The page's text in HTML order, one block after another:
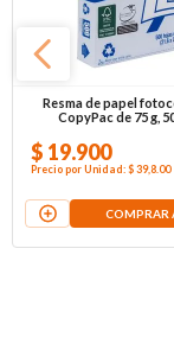
Resma de papel
CopyPac de 75 g,
$ 19.900
Precio porUnidad:$ 39,8.00
COMPRAR